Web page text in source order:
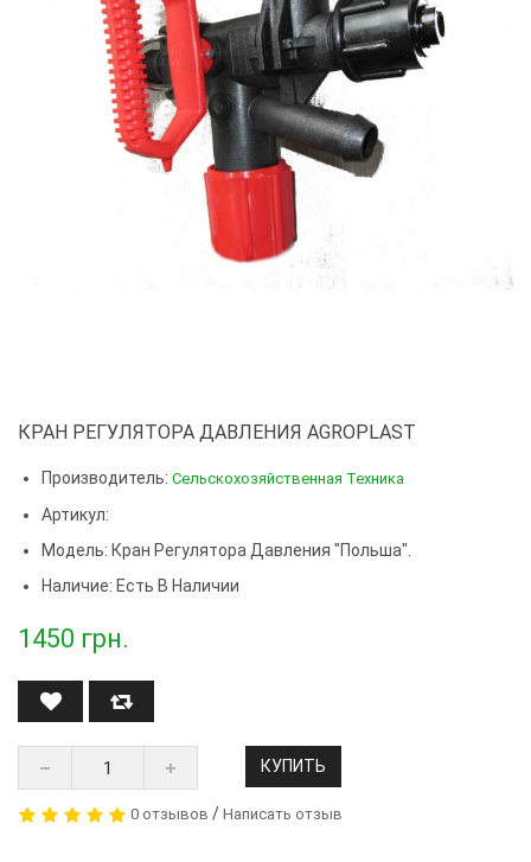
КРАН РЕГУЛЯТОРА ДАВЛЕНИЯ AGROPLAST
Производитель: Сельскохозяйственная Техника
Артикул:
Модель: Кран Регулятора Давления "Польша".
Наличие: Есть В Наличии
1450 грн.
КУПИТЬ
0 отзывов / Написать отзыв